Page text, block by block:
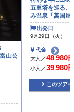
る、５つ星の宿、あつ
屋」に泊まる旅
円 （税込み）
（税込み）
ツアーをくわしく見る